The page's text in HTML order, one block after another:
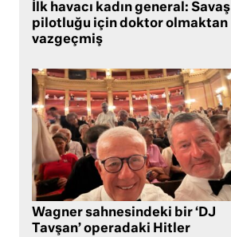
İlk havacı kadın general: Savaş
pilotluğu için doktor olmaktan
vazgeçmiş
Wagner sahnesindeki bir ‘DJ
Tavşan’ operadaki Hitler